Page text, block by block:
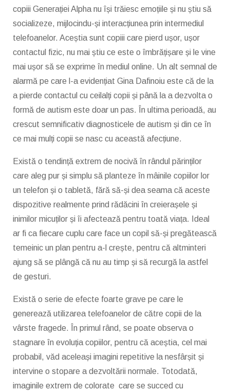
copiii Generației Alpha nu își trăiesc emoțiile și nu știu să
socializeze, mijlocindu-și interacțiunea prin intermediul
telefoanelor. Aceștia sunt copiii care pierd ușor, ușor
contactul fizic, nu mai știu ce este o îmbrățișare și le vine
mai ușor să se exprime în mediul online. Un alt semnal de
alarmă pe care l-a evidențiat Gina Dafinoiu este că de la
a pierde contactul cu ceilalți copii și până la a dezvolta o
formă de autism este doar un pas. În ultima perioadă, au
crescut semnificativ diagnosticele de autism și din ce în
ce mai mulți copii se nasc cu această afecțiune.
Există o tendință extrem de nocivă în rândul părinților
care aleg pur și simplu să planteze în mâinile copiilor lor
un telefon și o tabletă, fără să-și dea seama că aceste
dispozitive realmente prind rădăcini în creierașele și
inimilor micuților și îi afectează pentru toată viața. Ideal
ar fi ca fiecare cuplu care face un copil să-și pregătească
temeinic un plan pentru a-l crește, pentru că altminteri
ajung să se plângă că nu au timp și să recurgă la astfel
de gesturi.
Există o serie de efecte foarte grave pe care le
generează utilizarea telefoanelor de către copii de la
vârste fragede. În primul rând, se poate observa o
stagnare în evoluția copiilor, pentru că aceștia, cel mai
probabil, văd aceleași imagini repetitive la nesfârșit și
intervine o stopare a dezvoltării normale. Totodată,
imaginile extrem de colorate care se succed cu